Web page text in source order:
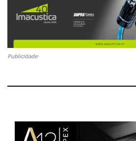
Publicidade